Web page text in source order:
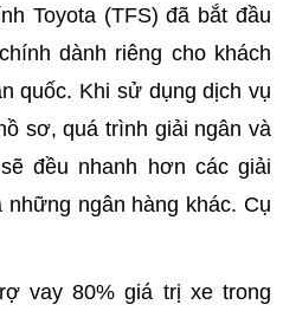
Toyota (TFS) đã bắt đầu
dành riêng cho khách
quốc. Khi sử dụng dịch vụ
sơ, quá trình giải ngân và
đều nhanh hơn các giải
ngân hàng khác. Cụ
vay 80% giá trị xe trong